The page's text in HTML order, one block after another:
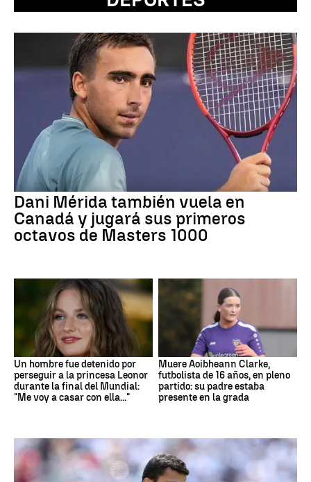
Dani Mérida también vuela en
Canadá y jugará sus primeros
octavos de Masters 1000
Un hombre fue detenido por
perseguir a la princesa Leonor
durante la final del Mundial:
"Me voy a casar con ella..."
Muere Aoibheann Clarke,
futbolista de 16 años, en pleno
partido: su padre estaba
presente en la grada